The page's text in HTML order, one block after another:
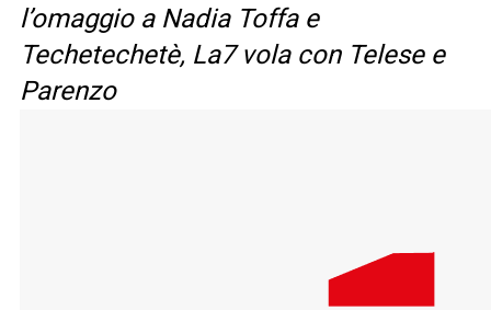
l’omaggio a Nadia Toffa e
Techetechetè, La7 vola con Telese e
Parenzo